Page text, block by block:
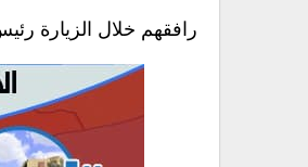
رافقهم خلال الزيارة